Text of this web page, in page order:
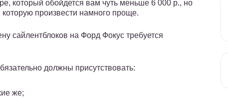
который обойдется вам чуть меньше 6 000 р., но
произвести намного проще.
сайлентблоков на Форд Фокус требуется
должны присутствовать:
же;